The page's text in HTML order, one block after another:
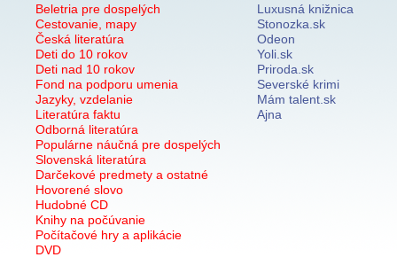
Beletria pre dospelých
Cestovanie, mapy
Česká literatúra
Deti do 10 rokov
Deti nad 10 rokov
Fond na podporu umenia
Jazyky, vzdelanie
Literatúra faktu
Odborná literatúra
Populárne náučná pre dospelých
Slovenská literatúra
Darčekové predmety a ostatné
Hovorené slovo
Hudobné CD
Knihy na počúvanie
Počítačové hry a aplikácie
DVD
Luxusná knižnica
Stonozka.sk
Odeon
Yoli.sk
Priroda.sk
Severské krimi
Mám talent.sk
Ajna